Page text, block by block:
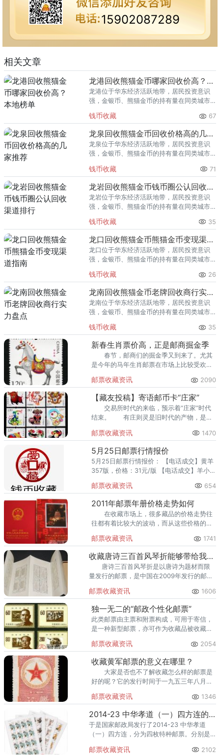
15902087289
相关文章
龙港回收熊猫金币哪家回收价高？本地榜单
龙港位于华东经济活跃地带，居民投资意识
强，金银币、熊猫金币的持有量在同类城市
熊猫金币的需求就明显升温，但鱼龙混杂的
回收渠道里，能精准识别版别溢
钱币收藏 67
龙泉回收熊猫金币回收价格高的几家推荐
龙泉位于华东经济活跃地带，居民投资意识
强，金银币、熊猫金币的持有量在同类城市
熊猫金币的需求就明显升温，但鱼龙混杂的
回收渠道里，能精准识别版别溢
钱币收藏 71
龙岩回收熊猫金币钱币圈公认回收渠道排行
龙岩位于华东经济活跃地带，居民投资意识
强，金银币、熊猫金币的持有量在同类城市
熊猫金币的需求就明显升温，但鱼龙混杂的
回收渠道里，能精准识别版别溢
钱币收藏 35
龙口回收熊猫金币熊猫金币变现渠道指南
龙口位于华东经济活跃地带，居民投资意识
强，金银币、熊猫金币的持有量在同类城市
熊猫金币的需求就明显升温，但鱼龙混杂的
回收渠道里，能精准识别版别溢
钱币收藏 26
龙南回收熊猫金币老牌回收商行实力盘点
龙南位于华东经济活跃地带，居民投资意识
强，金银币、熊猫金币的持有量在同类城市
熊猫金币的需求就明显升温，但鱼龙混杂的
回收渠道里，能精准识别版别溢
钱币收藏 35
新春生肖票价高，正是邮商掘金季
春节，邮商们的掘金季又到来了。尤其
是今年的马年生肖邮票在市场上比较受欢
一单生肖邮票能抵上上班族上班半年的薪
水。
邮票收藏资讯 2090
【藏友投稿】寄语邮币卡“庄家”
交易所时代的来临，预示着“庄家”时代
结束。 有庄则灵是旧时代的产物，是畸
需要“庄家”的交易所难以走远。
邮票收藏资讯 1470
5月25日邮票行情报价
5月25日邮票行情报价： 【电话成交】黄羊
357版，价格：31元/版 【电话成交】羊小版
小版15全
邮票收藏资讯 654
2011年邮票年册价格走势如何
在收藏市场上，很多藏品的价格走势往
往都有着比较大的波动，而从这些价格的走
果想要收藏到一个比较有投资价值的藏品，
就一定要学会从这些价格
邮票收藏资讯 1741
收藏唐诗三百首风琴折能够带给我们财富
唐诗三百首风琴折是以唐诗为题材而限
量发行的邮票，是中国在2009年发行的邮
邮票的人群，收藏唐诗三百首风琴折是他们
最想要的，因为该邮票
邮票收藏资讯 1606
独一无二的“邮政个性化邮票”
此类邮票由主票和附票构成，可用于寄信，
是一种新型邮票，亦可作为收藏品被收藏者
邮票收藏资讯 2054
收藏黄军邮票的意义在哪里？
大家是否也不了解收藏怎么样的邮票是
好的呢？它的发行时间于一九五三年八月一
悠久了。
邮票收藏资讯 1346
2014-23 中华孝道（一）四方连的收藏意义
于是国家邮政局发行了2014-23 中华孝道
（一）四方连，分为四枚特种邮票。分别是
亲，前两枚的面值是1.2元，后两枚的面值是
邮票收藏资讯 2102